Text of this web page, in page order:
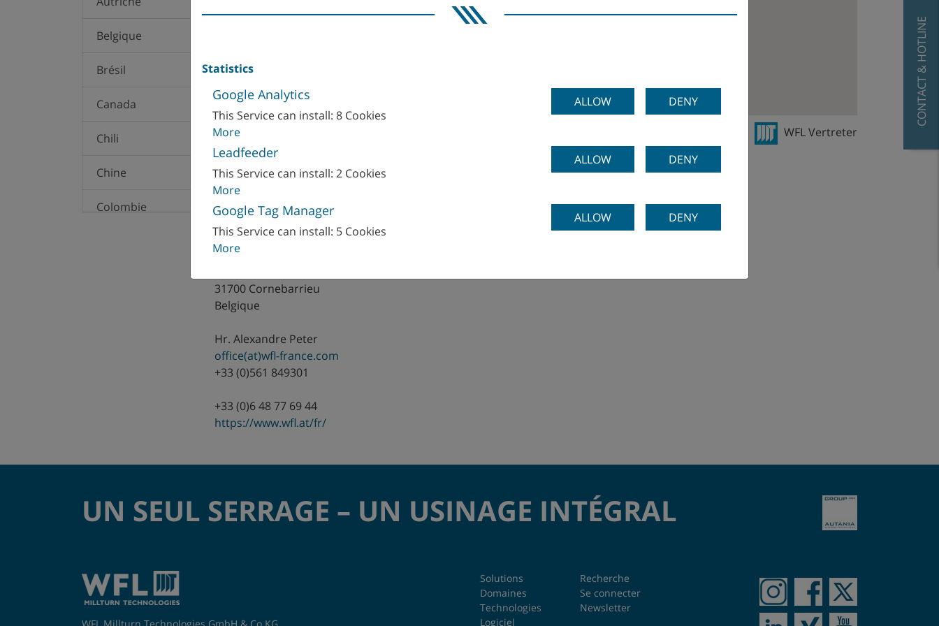
CONTACT & HOTLINE
Belgique
Brésil
Canada
Chili
Chine
Colombie
Hongrie
Inde
Japon
WFL Vertreter
WFL Millturn Technologies Gmbh & Co. KG
31700 Cornebarrieu
Belgique
Hr. Alexandre Peter
office(at)wfl-france.com
+33 (0)561 849301
+33 (0)6 48 77 69 44
https://www.wfl.at/fr/
UN SEUL SERRAGE – UN USINAGE INTÉGRAL
Solutions
Domaines
Technologies
Logiciel
Recherche
Se connecter
Newsletter
Statistics
Google Analytics
This Service can install: 8 Cookies
More
ALLOW DENY
Leadfeeder
This Service can install: 2 Cookies
More
ALLOW DENY
Google Tag Manager
This Service can install: 5 Cookies
More
ALLOW DENY